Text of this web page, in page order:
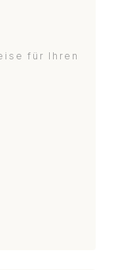
für Ihren